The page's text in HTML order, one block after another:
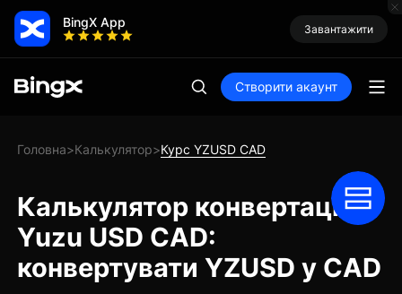
BingX App Завантажити
Створити акаунт
Головна>Калькулятор>Курс YZUSD CAD
Калькулятор конвертації
Yuzu USD CAD:
конвертувати YZUSD у CAD